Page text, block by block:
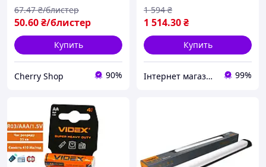
50.60₴/блистер
67.47 ₴/блистер
Купить
Cherry Shop 90%
1 514.30₴
1 594 ₴
Купить
Інтернет магазин "Nomba". 99%